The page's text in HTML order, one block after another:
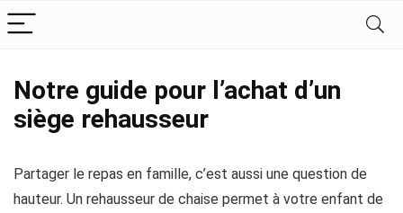
Notre guide pour l’achat d’un
siège rehausseur
Partager le repas en famille, c’est aussi une question de
hauteur. Un rehausseur de chaise permet à votre enfant de